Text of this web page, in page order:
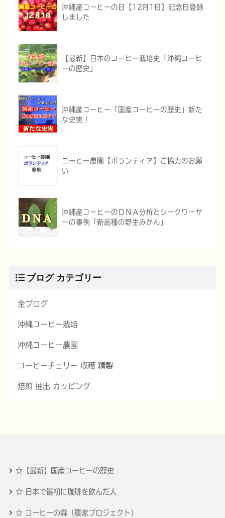
沖縄産コーヒーの日【12月1日】記念日登録
しました
【最新】日本のコーヒー栽培史「沖縄コーヒ
ーの歴史」
沖縄産コーヒー「国産コーヒーの歴史」新た
な史実！
コーヒー農園【ボランティア】ご協力のお願
い
沖縄産コーヒーのＤＮＡ分析とシークワーサ
ーの事例「新品種の野生みかん」
ブログ カテゴリー
全ブログ
沖縄コーヒー栽培
沖縄コーヒー農園
コーヒーチェリー 収穫 精製
焙煎 抽出 カッピング
☆【最新】国産コーヒーの歴史
☆ 日本で最初に珈琲を飲んだ人
☆ コーヒーの森（農家プロジェクト）